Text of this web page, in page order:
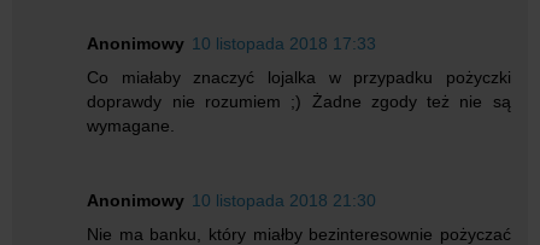
Anonimowy 10 listopada 2018 17:33
Co miałaby znaczyć lojalka w przypadku pożyczki
doprawdy nie rozumiem ;) Żadne zgody też nie są
wymagane.
Anonimowy 10 listopada 2018 21:30
Nie ma banku, który miałby bezinteresownie pożyczać